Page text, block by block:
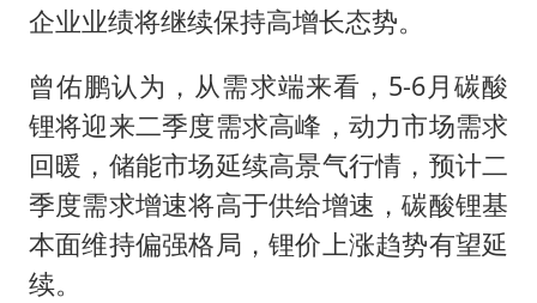
企业业绩将继续保持高增长态势。
曾佑鹏认为，从需求端来看，5-6月碳酸
锂将迎来二季度需求高峰，动力市场需求
回暖，储能市场延续高景气行情，预计二
季度需求增速将高于供给增速，碳酸锂基
本面维持偏强格局，锂价上涨趋势有望延
续。